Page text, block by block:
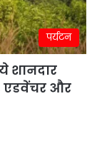
पर्यटन
शानदार
एडवेंचर और